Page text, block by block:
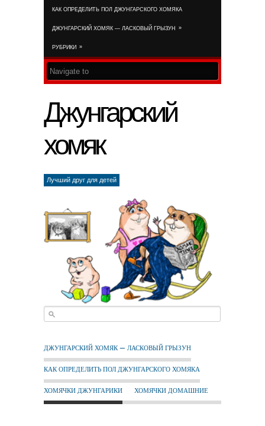
КАК ОПРЕДЕЛИТЬ ПОЛ ДЖУНГАРСКОГО ХОМЯКА
ДЖУНГАРСКИЙ ХОМЯК — ЛАСКОВЫЙ ГРЫЗУН »
РУБРИКИ »
Джунгарский
хомяк
Лучший друг для детей
ДЖУНГАРСКИЙ ХОМЯК — ЛАСКОВЫЙ ГРЫЗУН
КАК ОПРЕДЕЛИТЬ ПОЛ ДЖУНГАРСКОГО ХОМЯКА
ХОМЯЧКИ ДЖУНГАРИКИ ХОМЯЧКИ ДОМАШНИЕ